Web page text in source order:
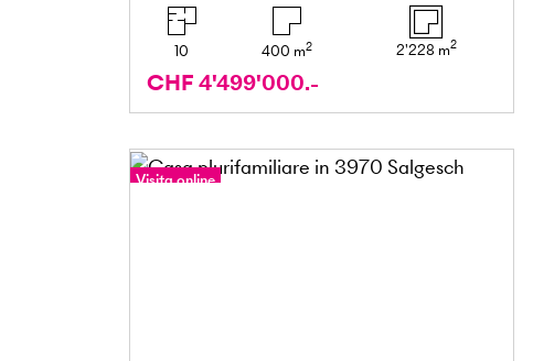
10 400 m2 2'228 m2
CHF 4'499'000.-
Visita online